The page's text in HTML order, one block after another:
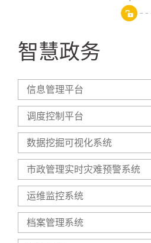
智慧政务
信息管理平台
调度控制平台
数据挖掘可视化系统
市政管理实时灾难预警系统
运维监控系统
档案管理系统